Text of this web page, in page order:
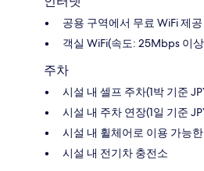
공용 구역에서 무료 WiFi 제공
객실 WiFi(속도: 25Mbps 이
주차
시설 내 셀프 주차(1박 기준
시설 내 주차 연장(1일 기준
시설 내 휠체어로 이용 가능
시설 내 전기차 충전소